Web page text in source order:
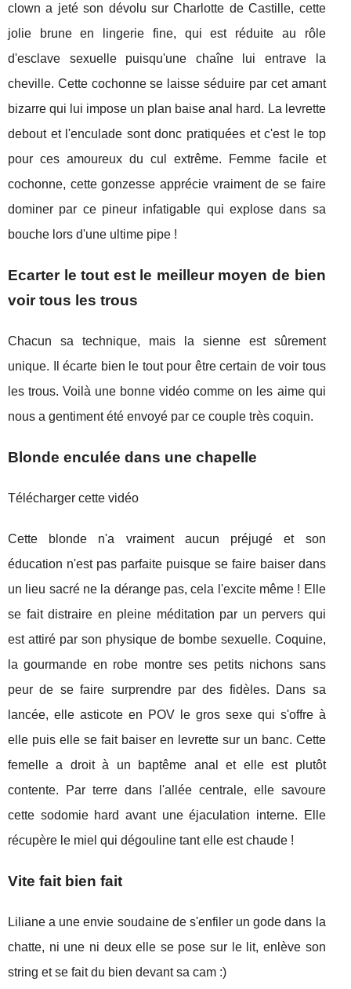
clown a jeté son dévolu sur Charlotte de Castille, cette
jolie brune en lingerie fine, qui est réduite au rôle
d'esclave sexuelle puisqu'une chaîne lui entrave la
cheville. Cette cochonne se laisse séduire par cet amant
bizarre qui lui impose un plan baise anal hard. La levrette
debout et l'enculade sont donc pratiquées et c'est le top
pour ces amoureux du cul extrême. Femme facile et
cochonne, cette gonzesse apprécie vraiment de se faire
dominer par ce pineur infatigable qui explose dans sa
bouche lors d'une ultime pipe !
Ecarter le tout est le meilleur moyen de bien
voir tous les trous
Chacun sa technique, mais la sienne est sûrement
unique. Il écarte bien le tout pour être certain de voir tous
les trous. Voilà une bonne vidéo comme on les aime qui
nous a gentiment été envoyé par ce couple très coquin.
Blonde enculée dans une chapelle
Télécharger cette vidéo
Cette blonde n'a vraiment aucun préjugé et son
éducation n'est pas parfaite puisque se faire baiser dans
un lieu sacré ne la dérange pas, cela l'excite même ! Elle
se fait distraire en pleine méditation par un pervers qui
est attiré par son physique de bombe sexuelle. Coquine,
la gourmande en robe montre ses petits nichons sans
peur de se faire surprendre par des fidèles. Dans sa
lancée, elle asticote en POV le gros sexe qui s'offre à
elle puis elle se fait baiser en levrette sur un banc. Cette
femelle a droit à un baptême anal et elle est plutôt
contente. Par terre dans l'allée centrale, elle savoure
cette sodomie hard avant une éjaculation interne. Elle
récupère le miel qui dégouline tant elle est chaude !
Vite fait bien fait
Liliane a une envie soudaine de s'enfiler un gode dans la
chatte, ni une ni deux elle se pose sur le lit, enlève son
string et se fait du bien devant sa cam :)